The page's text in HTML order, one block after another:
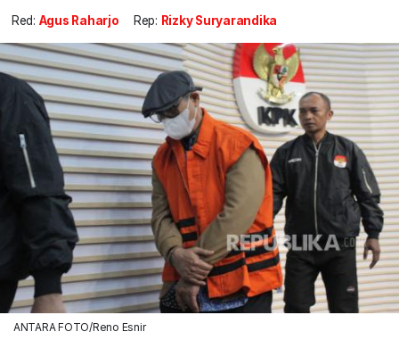
Red: Agus Raharjo Rep: Rizky Suryarandika
ANTARA FOTO/Reno Esnir